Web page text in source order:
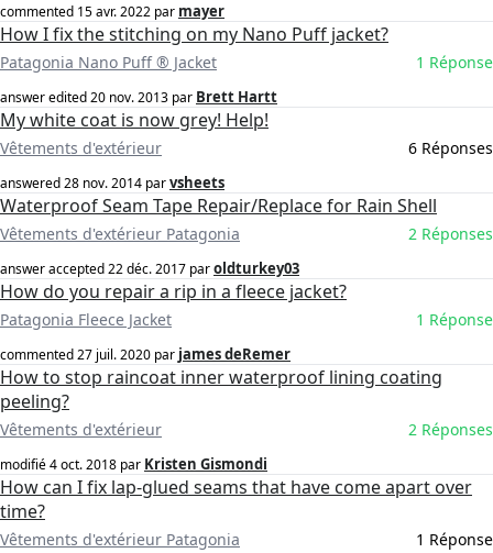
commented 15 avr. 2022 par mayer
How I fix the stitching on my Nano Puff jacket?
Patagonia Nano Puff ® Jacket 1 Réponse
answer edited20 nov. 2013 par Brett Hartt
My white coat is now grey! Help!
Vêtements d'extérieur 6 Réponses
answered28 nov. 2014 parvsheets
Waterproof Seam Tape Repair/Replace for Rain Shell
Vêtements d'extérieur Patagonia 2 Réponses
answer accepted22 déc. 2017 paroldturkey03
How do you repair a rip in a fleece jacket?
Patagonia Fleece Jacket 1 Réponse
commented27 juil. 2020 par james deRemer
How to stop raincoat inner waterproof lining coating
peeling?
Vêtements d'extérieur 2 Réponses
modifié4 oct. 2018 par Kristen Gismondi
How can I fix lap-glued seams that have come apart over
time?
Vêtements d'extérieur Patagonia 1 Réponse